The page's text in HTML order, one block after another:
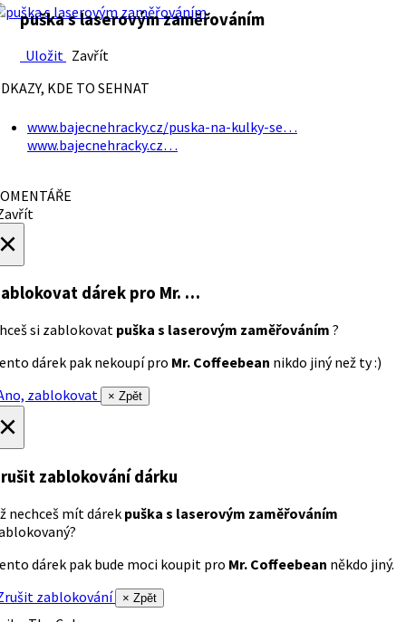
puška s laserovým zaměřováním
Uložit Zavřít
KDE TO SEHNAT
www.bajecnehracky.cz/puska-na-kulky-se…
www.bajecnehracky.cz…
dárek pro Mr. …
si zablokovat puška s laserovým zaměřováním ?
dárek pak nekoupí pro Mr. Coffeebean nikdo jiný než ty :)
zablokovat
× Zpět
zablokování dárku
nechceš mít dárek puška s laserovým zaměřováním
dárek pak bude moci koupit pro Mr. Coffeebean někdo jiný.
zablokování
× Zpět